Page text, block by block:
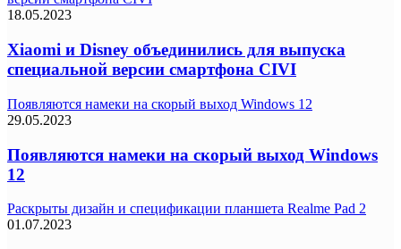
18.05.2023
Xiaomi и Disney объединились для выпуска
специальной версии смартфона CIVI
Появляются намеки на скорый выход Windows 12
29.05.2023
Появляются намеки на скорый выход Windows
12
Раскрыты дизайн и спецификации планшета Realme Pad 2
01.07.2023